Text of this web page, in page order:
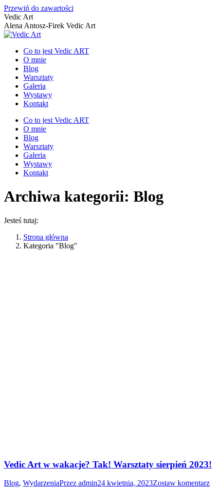
Przewiń do zawartości
Vedic Art
Alena Antosz-Firek Vedic Art
Co to jest Vedic ART
O mnie
Blog
Warsztaty
Galeria
Wystawy
Kontakt
Co to jest Vedic ART
O mnie
Blog
Warsztaty
Galeria
Wystawy
Kontakt
Archiwa kategorii: Blog
Jesteś tutaj:
Strona główna
Kategoria "Blog"
Vedic Art w wakacje? Tak! Warsztaty sierpień 2023!
Blog, WydarzeniaPrzez admin24 kwietnia, 2023Zostaw komentarz